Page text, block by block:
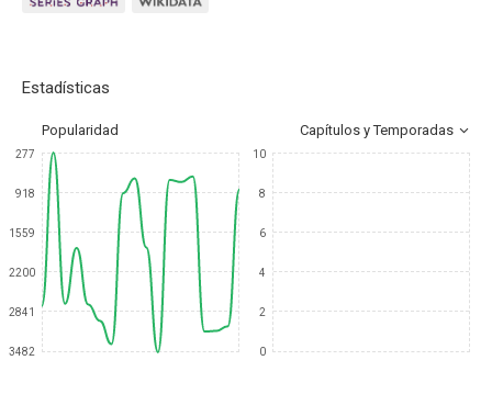
Estadísticas
Popularidad Capítulos y Temporadas
277
918
1559
2200
2841
3482
10
8
6
4
2
0